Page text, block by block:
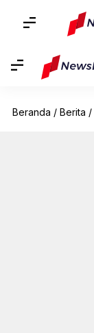
Beranda / Berita /